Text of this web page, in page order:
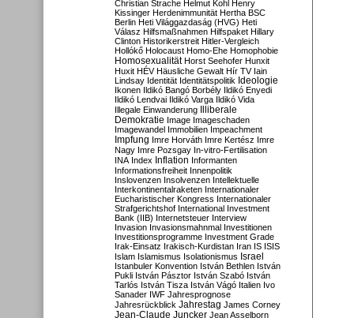
Christian Strache Helmut Kohl Henry
Kissinger Herdenimmunität Hertha BSC
Berlin Heti Világgazdaság (HVG) Heti
Válasz Hilfsmaßnahmen Hilfspaket Hillary
Clinton Historikerstreit Hitler-Vergleich
Hollókő Holocaust Homo-Ehe Homophobie
Homosexualität Horst Seehofer Hunxit
Huxit HÉV Häusliche Gewalt Hír TV Iain
Lindsay Identität Identitätspolitik Ideologie
Ikonen Ildikó Bangó Borbély Ildikó Enyedi
Ildikó Lendvai Ildikó Varga Ildikó Vida
Illegale Einwanderung Illiberale
Demokratie Image Imageschaden
Imagewandel Immobilien Impeachment
Impfung Imre Horváth Imre Kertész Imre
Nagy Imre Pozsgay In-vitro-Fertilisation
INA Index Inflation Informanten
Informationsfreiheit Innenpolitik
Inslovenzen Insolvenzen Intellektuelle
Interkontinentalraketen Internationaler
Eucharistischer Kongress Internationaler
Strafgerichtshof International Investment
Bank (IIB) Internetsteuer Interview
Invasion Invasionsmahnmal Investitionen
Investitionsprogramme Investment Grade
Irak-Einsatz Irakisch-Kurdistan Iran IS ISIS
Islam Islamismus Isolationismus Israel
Istanbuler Konvention István Bethlen István
Pukli István Pásztor István Szabó István
Tarlós István Tisza István Vágó Italien Ivo
Sanader IWF Jahresprognose
Jahresrückblick Jahrestag James Corney
Jean-Claude Juncker Jean Asselborn